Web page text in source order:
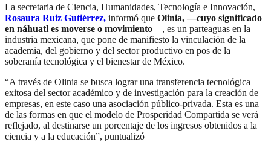
La secretaria de Ciencia, Humanidades, Tecnología e Innovación,
Rosaura Ruiz Gutiérrez, informó que Olinia, —cuyo significado
en náhuatl es moverse o movimiento—, es un parteaguas en la
industria mexicana, que pone de manifiesto la vinculación de la
academia, del gobierno y del sector productivo en pos de la
soberanía tecnológica y el bienestar de México.
“A través de Olinia se busca lograr una transferencia tecnológica
exitosa del sector académico y de investigación para la creación de
empresas, en este caso una asociación público-privada. Esta es una
de las formas en que el modelo de Prosperidad Compartida se verá
reflejado, al destinarse un porcentaje de los ingresos obtenidos a la
ciencia y a la educación”, puntualizó